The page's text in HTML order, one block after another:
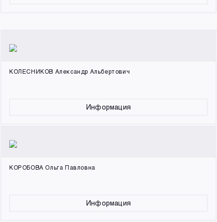
КОЛЕСНИКОВ Александр Альбертович
Информация
КОРОБОВА Ольга Павловна
Информация